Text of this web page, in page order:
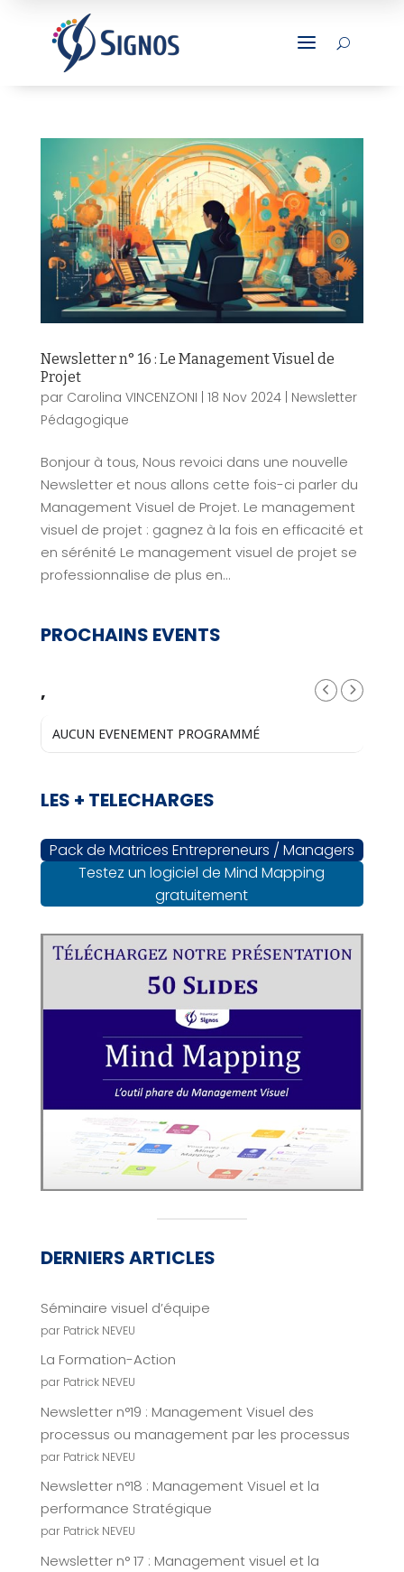
a U
Newsletter n° 16 : Le Management Visuel de
Projet
par Carolina VINCENZONI | 18 Nov 2024| Newsletter
Pédagogique
Bonjour à tous, Nous revoici dans une nouvelle
Newsletter et nous allons cette fois-ci parler du
Management Visuel de Projet. Le management
visuel de projet : gagnez à la fois en efficacité et
en sérénité Le management visuel de projet se
professionnalise de plus en...
PROCHAINS EVENTS
,
AUCUN EVENEMENT PROGRAMMÉ
LES + TELECHARGES
Pack de Matrices Entrepreneurs / Managers
Testez un logiciel de Mind Mapping
gratuitement
DERNIERS ARTICLES
Séminaire visuel d’équipe
par Patrick NEVEU
La Formation-Action
par Patrick NEVEU
Newsletter n°19 : Management Visuel des
processus ou management par les processus
par Patrick NEVEU
Newsletter n°18 : Management Visuel et la
performance Stratégique
par Patrick NEVEU
Newsletter n° 17 : Management visuel et la